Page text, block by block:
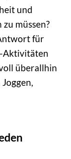
und
müssen?
für
Aktivitäten
überallhin